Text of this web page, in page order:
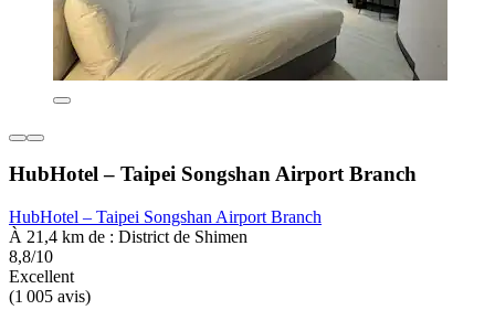
HubHotel – Taipei Songshan Airport Branch
HubHotel – Taipei Songshan Airport Branch
À 21,4 km de : District de Shimen
8,8/10
Excellent
(1 005 avis)